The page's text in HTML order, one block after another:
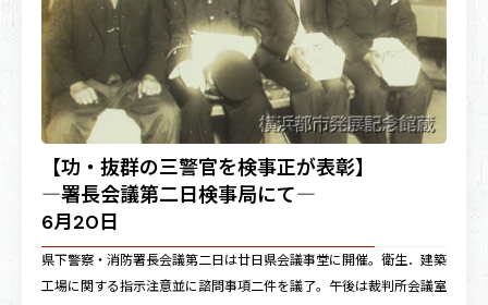
【功・抜群の三警官を検事正が表彰】
―署長会議第二日検事局にて―
6月20日
県下警察・消防署長会議第二日は廿日県会議事堂に開催。衛生．建築
工場に関する指示注意並に諮問事項二件を議了。午後は裁判所会議室